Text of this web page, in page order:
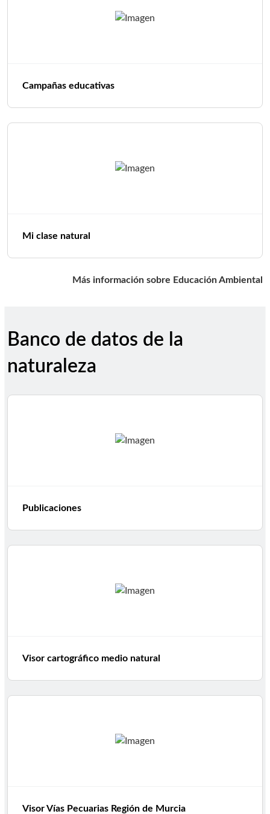
Campañas educativas
Mi clase natural
Más información sobre Educación Ambiental
Banco de datos de la
naturaleza
Publicaciones
Visor cartográfico medio natural
Visor Vías Pecuarias Región de Murcia